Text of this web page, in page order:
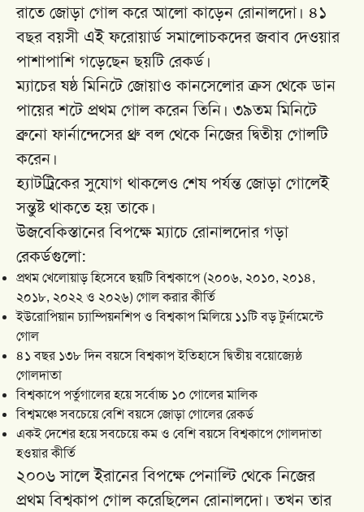
রাতে জোড়া গোল করে আলো কাড়েন রোনালদো। ৪১
বছর বয়সী এই ফরোয়ার্ড সমালোচকদের জবাব দেওয়ার
পাশাপাশি গড়েছেন ছয়টি রেকর্ড।
ম্যাচের ষষ্ঠ মিনিটে জোয়াও কানসেলোর ক্রস থেকে ডান
পায়ের শটে প্রথম গোল করেন তিনি। ৩৯তম মিনিটে
ব্রুনো ফার্নান্দেসের থ্রু বল থেকে নিজের দ্বিতীয় গোলটি
করেন।
হ্যাটট্রিকের সুযোগ থাকলেও শেষ পর্যন্ত জোড়া গোলেই
সন্তুষ্ট থাকতে হয় তাকে।
উজবেকিস্তানের বিপক্ষে ম্যাচে রোনালদোর গড়া
রেকর্ডগুলো:
প্রথম খেলোয়াড় হিসেবে ছয়টি বিশ্বকাপে (২০০৬, ২০১০, ২০১৪,
২০১৮, ২০২২ ও ২০২৬) গোল করার কীর্তি
ইউরোপিয়ান চ্যাম্পিয়নশিপ ও বিশ্বকাপ মিলিয়ে ১১টি বড় টুর্নামেন্টে
গোল
৪১ বছর ১৩৮ দিন বয়সে বিশ্বকাপ ইতিহাসে দ্বিতীয় বয়োজ্যেষ্ঠ
গোলদাতা
বিশ্বকাপে পর্তুগালের হয়ে সর্বোচ্চ ১০ গোলের মালিক
বিশ্বমঞ্চে সবচেয়ে বেশি বয়সে জোড়া গোলের রেকর্ড
একই দেশের হয়ে সবচেয়ে কম ও বেশি বয়সে বিশ্বকাপে গোলদাতা
হওয়ার কীর্তি
২০০৬ সালে ইরানের বিপক্ষে পেনাল্টি থেকে নিজের
প্রথম বিশ্বকাপ গোল করেছিলেন রোনালদো। তখন তার